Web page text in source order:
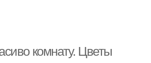
комнату. Цветы